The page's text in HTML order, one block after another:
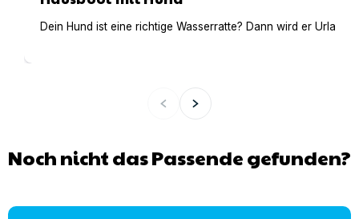
Dein Hund ist eine richtige Wasserratte? Dann wird er
Noch nicht das Passende gefunden?